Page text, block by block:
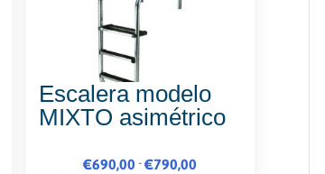
Escalera modelo
MIXTO asimétrico
€690,00 - €790,00
Rango